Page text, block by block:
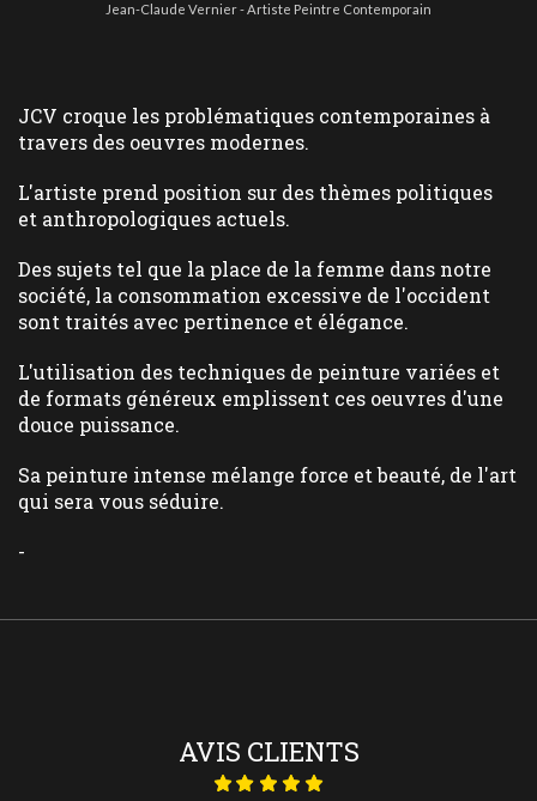
Jean-Claude Vernier - Artiste Peintre Contemporain
JCV croque les problématiques contemporaines à
travers des oeuvres modernes.
L'artiste prend position sur des thèmes politiques
et anthropologiques actuels.
Des sujets tel que la place de la femme dans notre
société, la consommation excessive de l'occident
sont traités avec pertinence et élégance.
L'utilisation des techniques de peinture variées et
de formats généreux emplissent ces oeuvres d'une
douce puissance.
Sa peinture intense mélange force et beauté, de l'art
qui sera vous séduire.
-
AVIS CLIENTS